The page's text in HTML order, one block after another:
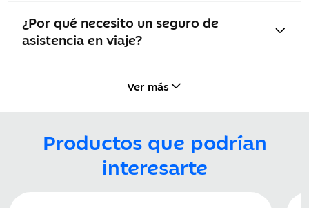
acompañante
días)
Acompañamiento
de menores por
Incluido
¿Por qué necesito un seguro de
asistencia en viaje?
Ver más
Productos que podrían
interesarte